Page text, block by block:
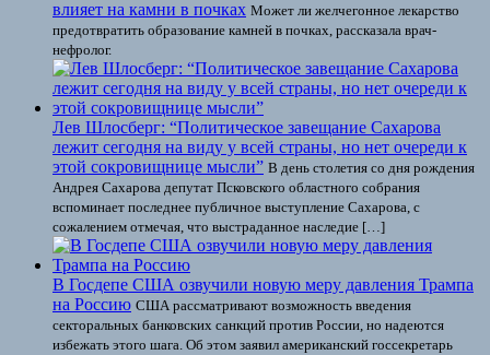
влияет на камни в почках Может ли желчегонное лекарство
предотвратить образование камней в почках, рассказала врач-
нефролог.
Лев Шлосберг: “Политическое завещание Сахарова
лежит сегодня на виду у всей страны, но нет очереди к
этой сокровищнице мысли” В день столетия со дня рождения
Андрея Сахарова депутат Псковского областного собрания
вспоминает последнее публичное выступление Сахарова, с
сожалением отмечая, что выстраданное наследие […]
В Госдепе США озвучили новую меру давления Трампа
на Россию США рассматривают возможность введения
секторальных банковских санкций против России, но надеются
избежать этого шага. Об этом заявил американский госсекретарь